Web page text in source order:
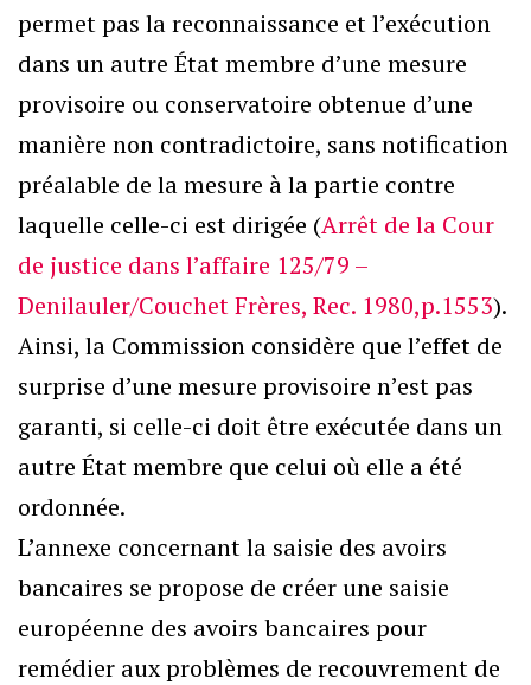
permet pas la reconnaissance et l’exécution
dans un autre État membre d’une mesure
provisoire ou conservatoire obtenue d’une
manière non contradictoire, sans notification
préalable de la mesure à la partie contre
laquelle celle-ci est dirigée (Arrêt de la Cour
de justice dans l’affaire 125/79 –
Denilauler/Couchet Frères, Rec. 1980,p.1553).
Ainsi, la Commission considère que l’effet de
surprise d’une mesure provisoire n’est pas
garanti, si celle-ci doit être exécutée dans un
autre État membre que celui où elle a été
ordonnée.
L’annexe concernant la saisie des avoirs
bancaires se propose de créer une saisie
européenne des avoirs bancaires pour
remédier aux problèmes de recouvrement de